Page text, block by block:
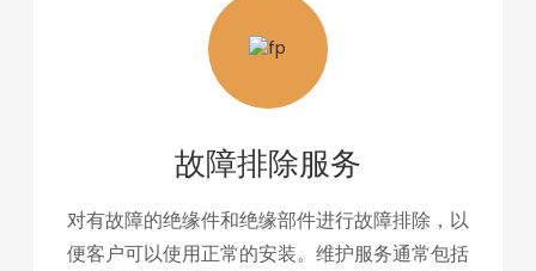
故障排除服务
对有故障的绝缘件和绝缘部件进行故障排除，以
便客户可以使用正常的安装。维护服务通常包括